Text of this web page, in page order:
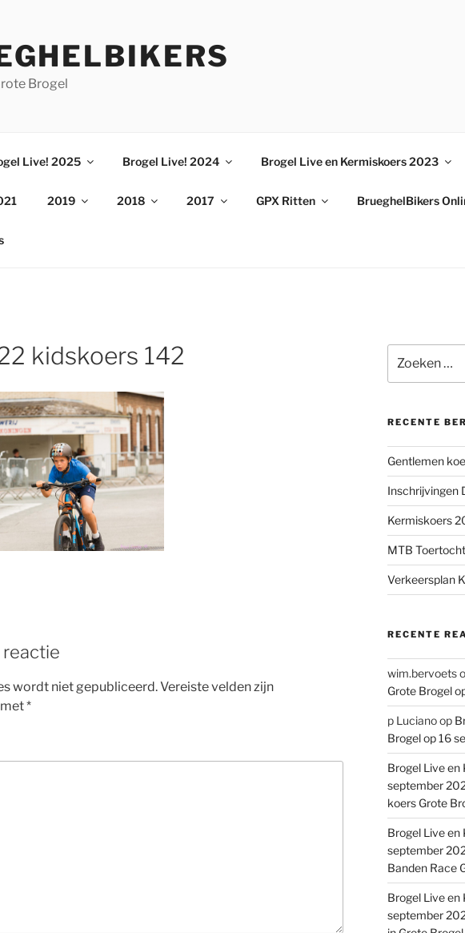
Brogel
Live! 2025 Brogel Live! 2024 Brogel Live en Kermiskoers 2023
2019 2018 2017 GPX Ritten BrueghelBikers
kidskoers 142
wordt niet gepubliceerd.Vereiste velden zijn
*
naar:
RECENTE
Gentlemen
Inschrijvingen
Kermiskoers
MTB
Verkeersplan
RECENTE
wim.bervoets
Grote Brogel
p Lucianoop
Brogel op 16
Brogel Live en
september
koers Grote
Brogel Live en
september
Banden Race
Brogel Live en
september